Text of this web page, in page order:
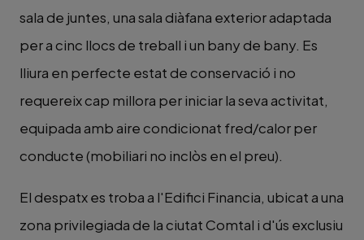
sala de juntes, una sala diàfana exterior adaptada
per a cinc llocs de treball i un bany de bany. Es
lliura en perfecte estat de conservació i no
requereix cap millora per iniciar la seva activitat,
equipada amb aire condicionat fred/calor per
conducte (mobiliari no inclòs en el preu).
El despatx es troba a l'Edifici Financia, ubicat a una
zona privilegiada de la ciutat Comtal i d'ús exclusiu